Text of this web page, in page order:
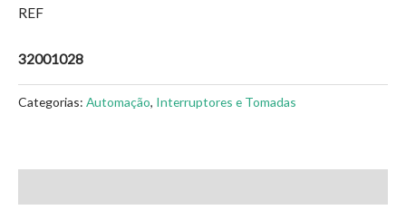
REF
32001028
Categorias: Automação, Interruptores e Tomadas